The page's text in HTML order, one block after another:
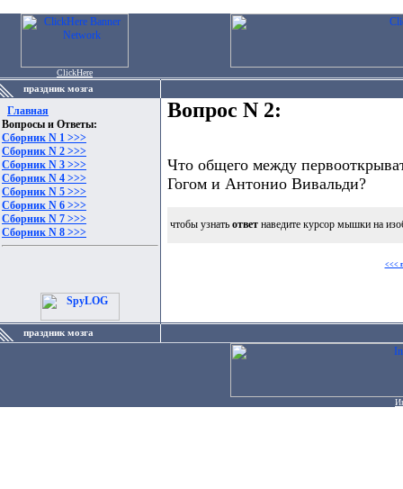
ClickHere
праздник мозга
Главная
Вопросы и Ответы:
Сборник N 1 >>>
Сборник N 2 >>>
Сборник N 3 >>>
Сборник N 4 >>>
Сборник N 5 >>>
Сборник N 6 >>>
Сборник N 7 >>>
Сборник N 8 >>>
Вопрос N 2:
Что общего между
Гогом и Антонио Вивальди?
чтобы узнать ответ наведите курсор мышки на
<<<
праздник мозга